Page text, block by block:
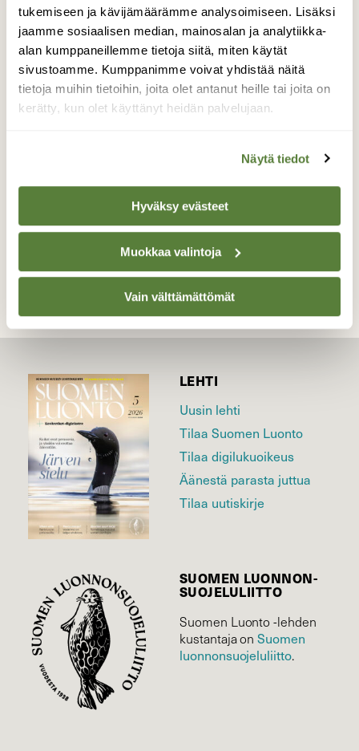
tukemiseen ja kävijämäärämme analysoimiseen. Lisäksi
jaamme sosiaalisen median, mainosalan ja analytiikka-
alan kumppaneillemme tietoja siitä, miten käytät
sivustoamme. Kumppanimme voivat yhdistää näitä
tietoja muihin tietoihin, joita olet antanut heille tai joita on
kerätty, kun olet käyttänyt heidän palvelujaan.
Näytä tiedot
Hyväksy evästeet
Muokkaa valintoja
Vain välttämättömät
Herkuttelua
Valokuvaaja: Eija Varjola, Nastola Kesä 2014
TAKAISIN LISTAAN
LEHTI
Uusin lehti
Tilaa Suomen Luonto
Tilaa digilukuoikeus
Äänestä parasta juttua
Tilaa uutiskirje
SUOMEN LUONNON­
SUOJELU­LIITTO
Suomen Luonto -lehden
kustantaja onSuomen
luonnonsuojelu­liitto.